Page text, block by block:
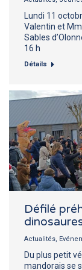
Lundi 11
Valentin et
Sables
16 h
Détails
Défilé
Actualités,
Du plus petit
mandorais se